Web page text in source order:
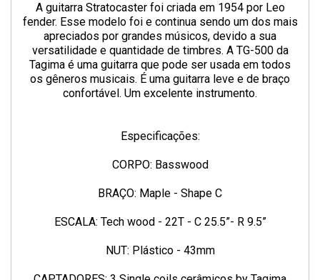
A guitarra Stratocaster foi criada em 1954 por Leo
fender. Esse modelo foi e continua sendo um dos mais
apreciados por grandes músicos, devido a sua
versatilidade e quantidade de timbres. A TG-500 da
Tagima é uma guitarra que pode ser usada em todos
os gêneros musicais. É uma guitarra leve e de braço
confortável. Um excelente instrumento.
Especificações:
CORPO: Basswood
BRAÇO: Maple - Shape C
ESCALA: Tech wood - 22T - C 25.5”- R 9.5”
NUT: Plástico - 43mm